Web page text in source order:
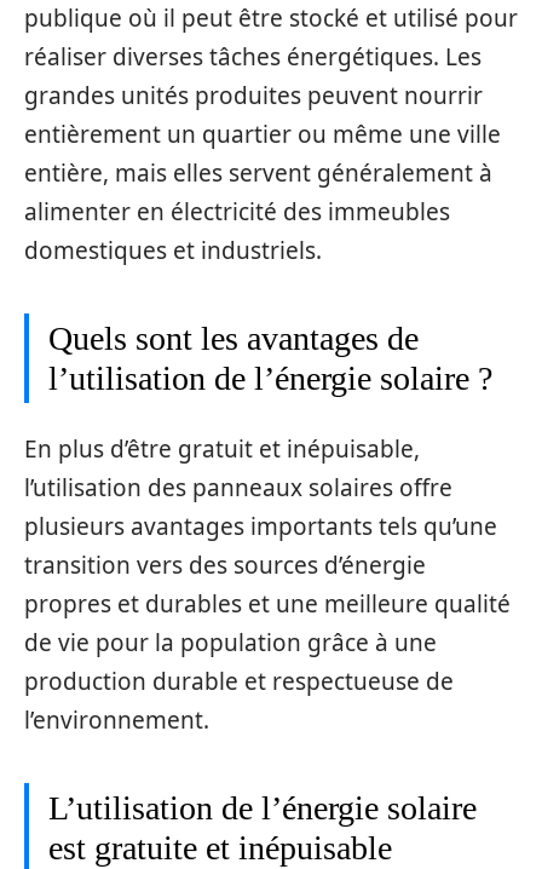
publique où il peut être stocké et utilisé pour
réaliser diverses tâches énergétiques. Les
grandes unités produites peuvent nourrir
entièrement un quartier ou même une ville
entière, mais elles servent généralement à
alimenter en électricité des immeubles
domestiques et industriels.
Quels sont les avantages de
l’utilisation de l’énergie solaire ?
En plus d’être gratuit et inépuisable,
l’utilisation des panneaux solaires offre
plusieurs avantages importants tels qu’une
transition vers des sources d’énergie
propres et durables et une meilleure qualité
de vie pour la population grâce à une
production durable et respectueuse de
l’environnement.
L’utilisation de l’énergie solaire
est gratuite et inépuisable